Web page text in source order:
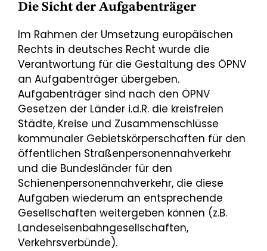
Die Sicht der Aufgabenträger
Im Rahmen der Umsetzung europäischen
Rechts in deutsches Recht wurde die
Verantwortung für die Gestaltung des ÖPNV
an Aufgabenträger übergeben.
Aufgabenträger sind nach den ÖPNV
Gesetzen der Länder i.d.R. die kreisfreien
Städte, Kreise und Zusammenschlüsse
kommunaler Gebietskörperschaften für den
öffentlichen Straßenpersonennahverkehr
und die Bundesländer für den
Schienenpersonennahverkehr, die diese
Aufgaben wiederum an entsprechende
Gesellschaften weitergeben können (z.B.
Landeseisenbahngesellschaften,
Verkehrsverbünde).